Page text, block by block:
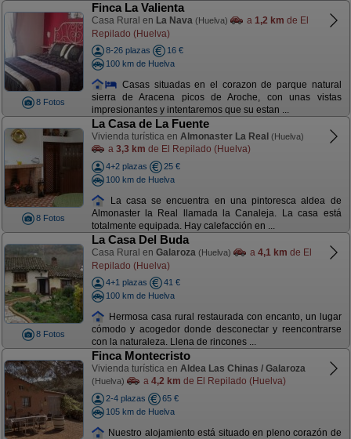
8 Fotos
Finca La Valienta
Casa Rural en La Nava (Huelva) a 1,2 km de El
Repilado (Huelva)
8-26 plazas
16 €
100 km de Huelva
Casas situadas en el corazon de parque natural
sierra de Aracena picos de Aroche, con unas vistas
impresionantes y intentaremos que su estan ...
8 Fotos
La Casa de La Fuente
Vivienda turística en Almonaster La Real (Huelva)
a 3,3 km de El Repilado (Huelva)
4+2 plazas
25 €
100 km de Huelva
La casa se encuentra en una pintoresca aldea de
Almonaster la Real llamada la Canaleja. La casa está
totalmente equipada. Hay calefacción en ...
8 Fotos
La Casa Del Buda
Casa Rural en Galaroza (Huelva) a 4,1 km de El
Repilado (Huelva)
4+1 plazas
41 €
100 km de Huelva
Hermosa casa rural restaurada con encanto, un lugar
cómodo y acogedor donde desconectar y reencontrarse
con la naturaleza. Llena de rincones ...
Finca Montecristo
Vivienda turística en Aldea Las Chinas / Galaroza
(Huelva) a 4,2 km de El Repilado (Huelva)
2-4 plazas
65 €
105 km de Huelva
Nuestro alojamiento está situado en pleno corazón de